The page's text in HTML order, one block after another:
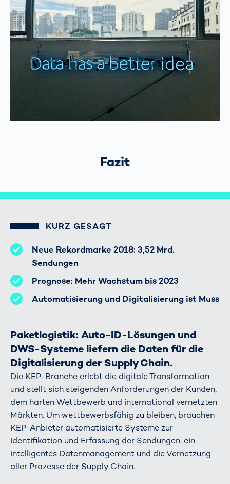
Fazit
KURZ GESAGT
Neue Rekordmarke 2018: 3,52 Mrd.
Sendungen
Prognose: Mehr Wachstum bis 2023
Automatisierung und Digitalisierung ist Muss
Paketlogistik: Auto-ID-Lösungen und
DWS-Systeme liefern die Daten für die
Digitalisierung der Supply Chain.
Die KEP-Branche erlebt die digitale Transformation
und stellt sich steigenden Anforderungen der Kunden,
dem harten Wettbewerb und international vernetzten
Märkten. Um wettbewerbsfähig zu bleiben, brauchen
KEP-Anbieter automatisierte Systeme zur
Identifikation und Erfassung der Sendungen, ein
intelligentes Datenmanagement und die Vernetzung
aller Prozesse der Supply Chain.